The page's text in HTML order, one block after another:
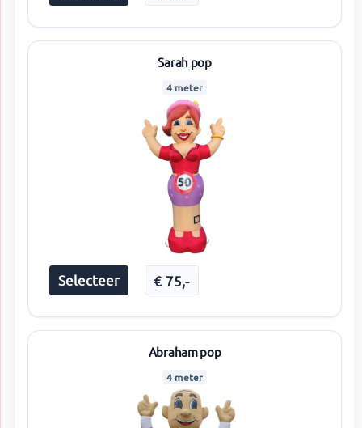
Sarah pop
4 meter
Selecteer € 75,-
Abraham pop
4 meter